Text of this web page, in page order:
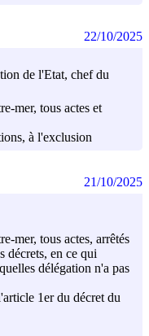
de l'Etat, chef du
mer, tous actes et
à l'exclusion
22/10/2025
mer, tous actes, arrêtés
décrets, en ce qui
délégation n'a pas
1er du décret du
21/10/2025